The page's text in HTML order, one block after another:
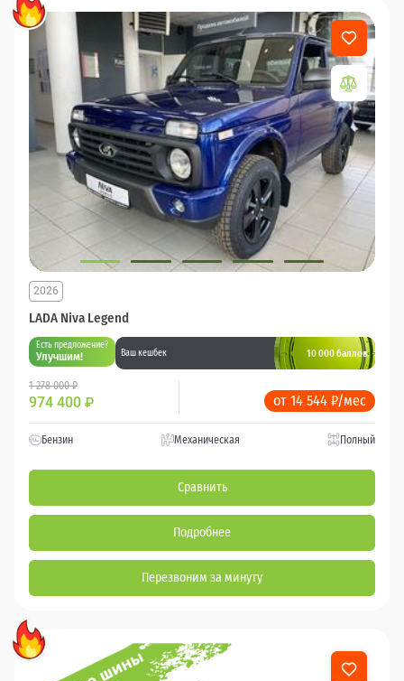
LADA Niva Legend
2026
Есть предложение?
Улучшим! Ваш кешбек 10 000 баллов
1 278 000 ₽
974 400 ₽ от 14 544 ₽/мес
Бензин Механическая Полный
Сравнить
Подробнее
Перезвоним за минуту